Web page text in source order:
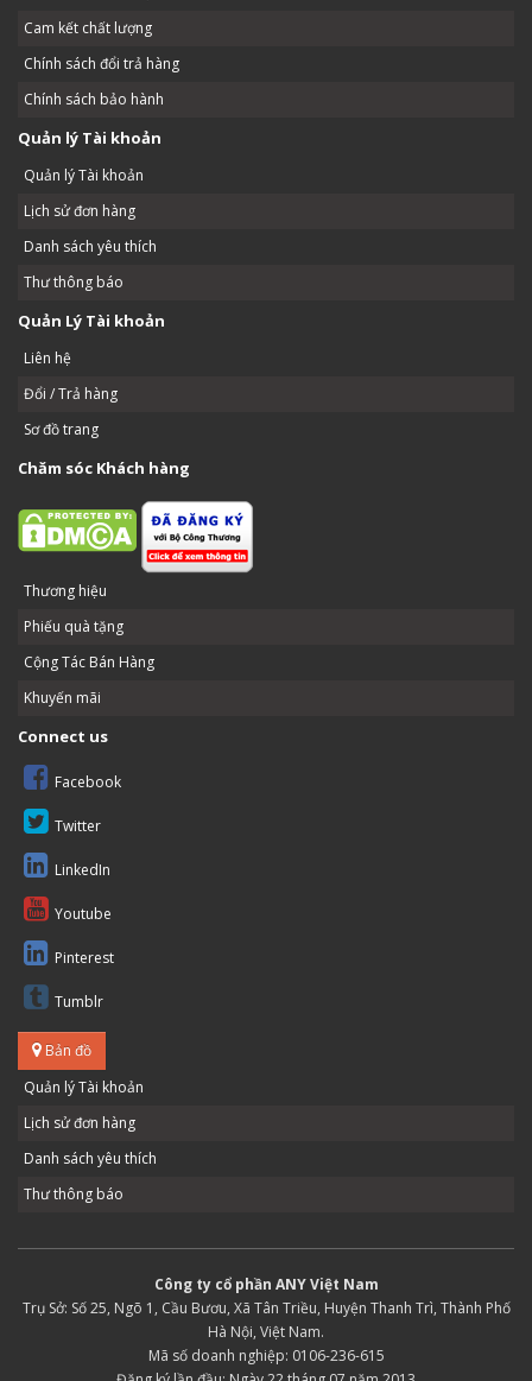
Cam kết chất lượng
Chính sách đổi trả hàng
Chính sách bảo hành
Quản lý Tài khoản
Quản lý Tài khoản
Lịch sử đơn hàng
Danh sách yêu thích
Thư thông báo
Quản Lý Tài khoản
Liên hệ
Đổi / Trả hàng
Sơ đồ trang
Chăm sóc Khách hàng
Thương hiệu
Phiếu quà tặng
Cộng Tác Bán Hàng
Khuyến mãi
Connect us
Facebook
Twitter
LinkedIn
Youtube
Pinterest
Tumblr
Bản đồ
Quản lý Tài khoản
Lịch sử đơn hàng
Danh sách yêu thích
Thư thông báo
Công ty cổ phần ANY Việt Nam
Trụ Sở: Số 25, Ngõ 1, Cầu Bươu, Xã Tân Triều, Huyện Thanh Trì, Thành Phố
Hà Nội, Việt Nam.
Mã số doanh nghiệp: 0106-236-615